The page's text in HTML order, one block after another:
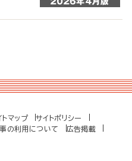
トマップ
サイトポリシー
の利用について
広告掲載